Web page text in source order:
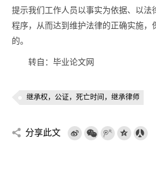
提示我们工作人员以事实为依据、以法
程序，从而达到维护法律的正确实施，
的。
转自：毕业论文网
继承权，公证，死亡时间，继承律师
分享此文